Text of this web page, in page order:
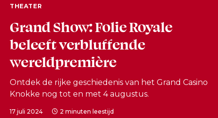
THEATER
Grand Show: Folie Royale
beleeft verbluffende
wereldpremière
Ontdek de rijke geschiedenis van het Grand Casino
Knokke nog tot en met 4 augustus.
17 juli 2024 2 minuten leestijd